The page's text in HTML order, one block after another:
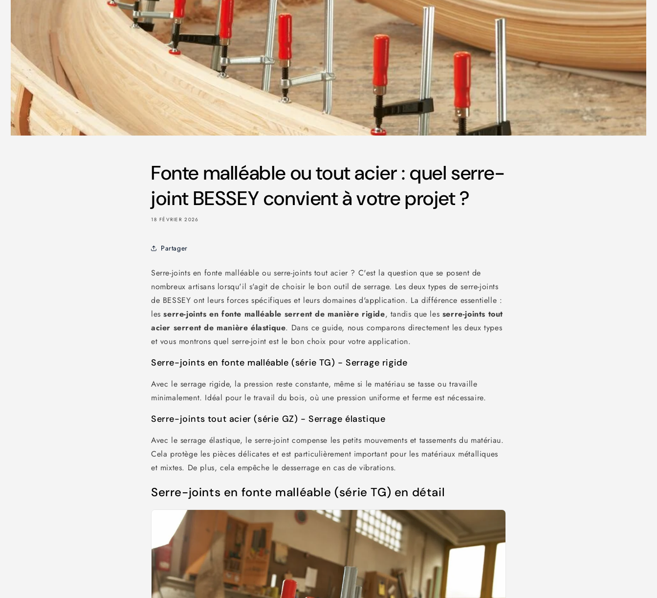
Fonte malléable ou tout acier : quel serre-
joint BESSEY convient à votre projet ?
18 FÉVRIER 2026
Partager
Serre-joints en fonte malléable ou serre-joints tout acier ? C'est la question que se posent de
nombreux artisans lorsqu'il s'agit de choisir le bon outil de serrage. Les deux types de serre-joints
de BESSEY ont leurs forces spécifiques et leurs domaines d'application. La différence essentielle :
lesserre-joints en fonte malléable serrent de manière rigide, tandis que les serre-joints tout
acier serrent de manière élastique. Dans ce guide, nous comparons directement les deux types
et vous montrons quel serre-joint est le bon choix pour votre application.
Serre-joints en fonte malléable (série TG) - Serrage rigide
Avec le serrage rigide, la pression reste constante, même si le matériau se tasse ou travaille
minimalement. Idéal pour le travail du bois, où une pression uniforme et ferme est nécessaire.
Serre-joints tout acier (série GZ) - Serrage élastique
Avec le serrage élastique, le serre-joint compense les petits mouvements et tassements du matériau.
Cela protège les pièces délicates et est particulièrement important pour les matériaux métalliques
et mixtes. De plus, cela empêche le desserrage en cas de vibrations.
Serre-joints en fonte malléable (série TG) en détail